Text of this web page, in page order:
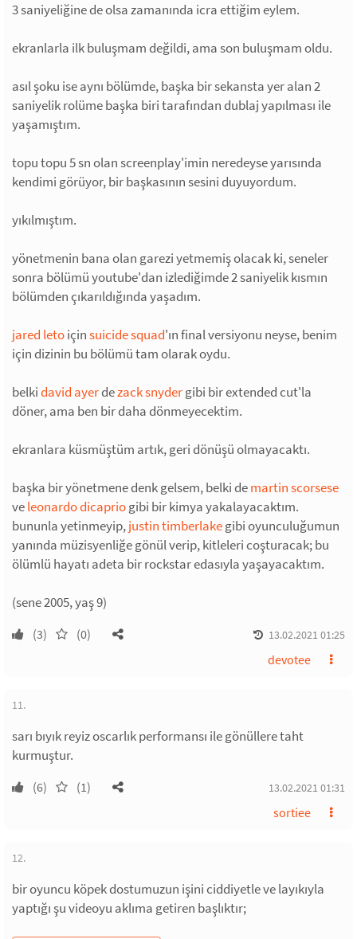
3 saniyeliğine de olsa zamanında icra ettiğim eylem.
ekranlarla ilk buluşmam değildi, ama son buluşmam oldu.
asıl şoku ise aynı bölümde, başka bir sekansta yer alan 2
saniyelik rolüme başka biri tarafından dublaj yapılması ile
yaşamıştım.
topu topu 5 sn olan screenplay'imin neredeyse yarısında
kendimi görüyor, bir başkasının sesini duyuyordum.
yıkılmıştım.
yönetmenin bana olan garezi yetmemiş olacak ki, seneler
sonra bölümü youtube'dan izlediğimde 2 saniyelik kısmın
bölümden çıkarıldığında yaşadım.
jared letoiçinsuicide squad'ın final versiyonu neyse, benim
için dizinin bu bölümü tam olarak oydu.
belkidavid ayerdezack snydergibi bir extended cut'la
döner, ama ben bir daha dönmeyecektim.
ekranlara küsmüştüm artık, geri dönüşü olmayacaktı.
başka bir yönetmene denk gelsem, belki demartin scorsese
veleonardo dicapriogibi bir kimya yakalayacaktım.
bununla yetinmeyip,justin timberlakegibi oyunculuğumun
yanında müzisyenliğe gönül verip, kitleleri coşturacak; bu
ölümlü hayatı adeta bir rockstar edasıyla yaşayacaktım.
(sene 2005, yaş 9)
(3) (0) 13.02.2021 01:25
devotee
11.
sarı bıyık reyiz oscarlık performansı ile gönüllere taht
kurmuştur.
(6) (1) 13.02.2021 01:31
sortiee
12.
bir oyuncu köpek dostumuzun işini ciddiyetle ve layıkıyla
yaptığı şu videoyu aklıma getiren başlıktır;